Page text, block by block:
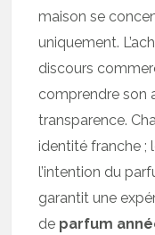
maison se
uniquement.
discours
comprendre son
transparence.
identité franche ;
l’intention du
garantit une
de parfum